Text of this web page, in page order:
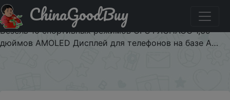
Придбати по знижці mnogo450jan Оригинальная
глобальная Amazfit Nexo Smartwatch керамический
Безель 10 спортивных режимов GPS ГЛОНАСС 1,39
дюймов AMOLED Дисплей для телефонов на базе A…
ChinaGoodBuy